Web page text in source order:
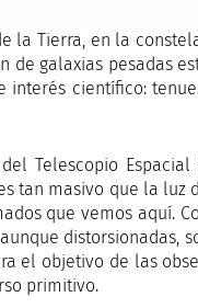
la Tierra, en la
de galaxias pesadas
interés científico:
Telescopio
tan masivo que la luz
que vemos aquí.
distorsionadas,
el objetivo de las
primitivo.